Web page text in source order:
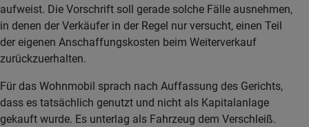
aufweist. Die Vorschrift soll gerade solche Fälle ausnehmen,
in denen der Verkäufer in der Regel nur versucht, einen Teil
der eigenen Anschaffungskosten beim Weiterverkauf
zurückzuerhalten.
Für das Wohnmobil sprach nach Auffassung des Gerichts,
dass es tatsächlich genutzt und nicht als Kapitalanlage
gekauft wurde. Es unterlag als Fahrzeug dem Verschleiß.